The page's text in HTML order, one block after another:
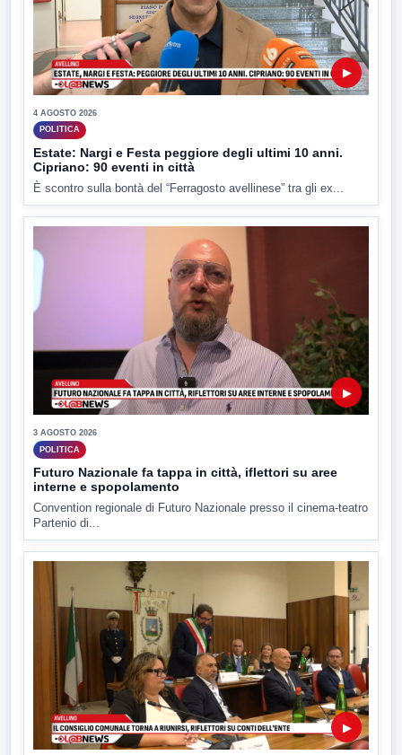
▶
4 AGOSTO 2026
POLITICA
Estate: Nargi e Festa peggiore degli ultimi 10 anni.
Cipriano: 90 eventi in città
È scontro sulla bontà del “Ferragosto avellinese” tra gli ex...
▶
3 AGOSTO 2026
POLITICA
Futuro Nazionale fa tappa in città, iflettori su aree
interne e spopolamento
Convention regionale di Futuro Nazionale presso il cinema-teatro
Partenio di...
▶